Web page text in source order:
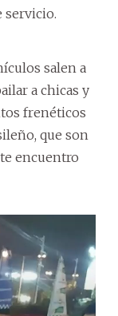
servicio.
salen a
a chicas y
frenéticos
que son
encuentro